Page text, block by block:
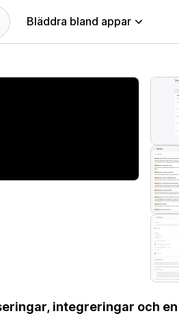
Bläddra bland appar
integreringar och